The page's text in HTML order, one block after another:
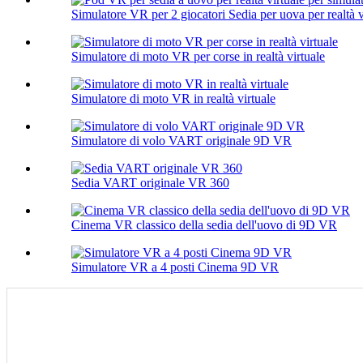
Simulatore VR per 2 giocatori Sedia per uova per realtà
Simulatore di moto VR per corse in realtà virtuale
Simulatore di moto VR in realtà virtuale
Simulatore di volo VART originale 9D VR
Sedia VART originale VR 360
Cinema VR classico della sedia dell'uovo di 9D VR
Simulatore VR a 4 posti Cinema 9D VR